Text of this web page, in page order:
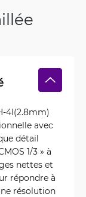
4I(2.8mm)
avec
détail
1/3 » à
nettes et
répondre à
résolution